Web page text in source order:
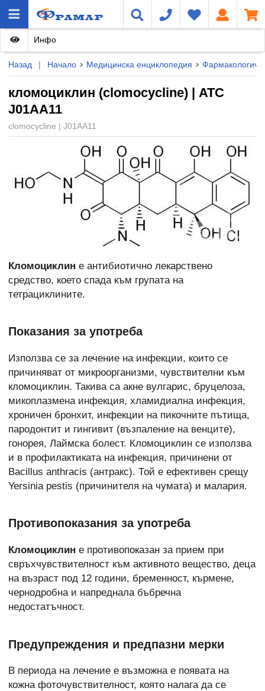
Назад | Начало Медицинска енциклопедия
кломоциклин (clomocycline) | ATC
J01AA11
clomocycline | J01AA11
Инфо
Кломоциклин е антибиотично лекарствено
средство, което спада към групата на
тетрациклините.
Показания за употреба
Използва се за лечение на инфекции, които се
причиняват от микроорганизми, чувствителни към
кломоциклин. Такива са акне вулгарис, бруцелоза,
микоплазмена инфекция, хламидиална инфекция,
хроничен бронхит, инфекции на пикочните пътища,
пародонтит и гингивит (възпаление на венците),
гонорея, Лаймска болест. Кломоциклин се използва
и в профилактиката на инфекция, причинени от
Bacillus anthracis (антракс). Той е ефективен срещу
Yersinia pestis (причинителя на чумата) и малария.
Противопоказания за употреба
Кломоциклин е противопоказан за прием при
свръхчувствителност към активното вещество, деца
на възраст под 12 години, бременност, кърмене,
чернодробна и напреднала бъбречна
недостатъчност.
Предупреждения и предпазни мерки
В периода на лечение е възможна е появата на
кожна фоточувствителност, която налага да се